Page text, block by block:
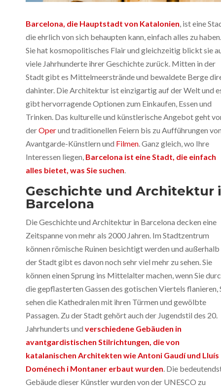
Barcelona, die Hauptstadt von Katalonien, ist eine
die ehrlich von sich behaupten kann, einfach alles zu haben.
Sie hat kosmopolitisches Flair und gleichzeitig blickt sie
viele Jahrhunderte ihrer Geschichte zurück. Mitten in der
Stadt gibt es Mittelmeerstrände und bewaldete Berge
dahinter. Die Architektur ist einzigartig auf der Welt und
gibt hervorragende Optionen zum Einkaufen, Essen und
Trinken. Das kulturelle und künstlerische Angebot geht
derOperund traditionellen Feiern bis zu Aufführungen
Avantgarde-Künstlern und Filmen. Ganz gleich, wo Ihre
Interessen liegen, Barcelona ist eine Stadt, die einfach
alles bietet, was Sie suchen.
Geschichte und Architektur
Barcelona
Die Geschichte und Architektur in Barcelona decken eine
Zeitspanne von mehr als 2000 Jahren. Im Stadtzentrum
können römische Ruinen besichtigt werden und außerhalb
der Stadt gibt es davon noch sehr viel mehr zu sehen. Sie
können einen Sprung ins Mittelalter machen, wenn Sie
die gepflasterten Gassen des gotischen Viertels flanieren,
sehen die Kathedralen mit ihren Türmen und gewölbte
Passagen. Zu der Stadt gehört auch der Jugendstil des 20.
Jahrhunderts und verschiedene Gebäuden in
avantgardistischen Stilrichtungen, die von
katalanischen Architekten wie Antoni Gaudí und Lluís
Doménech i Montaner erbaut wurden. Die
Gebäude dieser Künstler wurden von der UNESCO zu